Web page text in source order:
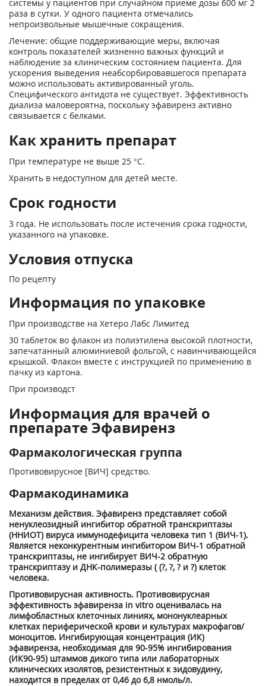
системы у пациентов при случайном приеме дозы 600 мг 2
раза в сутки. У одного пациента отмечались
непроизвольные мышечные сокращения.
Лечение: общие поддерживающие меры, включая
контроль показателей жизненно важных функций и
наблюдение за клиническим состоянием пациента. Для
ускорения выведения неабсорбировавшегося препарата
можно использовать активированный уголь.
Специфического антидота не существует. Эффективность
диализа маловероятна, поскольку эфавиренз активно
связывается с белками.
Как хранить препарат
При температуре не выше 25 °С.
Хранить в недоступном для детей месте.
Срок годности
3 года. Не использовать после истечения срока годности,
указанного на упаковке.
Условия отпуска
По рецепту
Информация по упаковке
При производстве на Хетеро Лабс Лимитед
30 таблеток во флакон из полиэтилена высокой плотности,
запечатанный алюминиевой фольгой, с навинчивающейся
крышкой. Флакон вместе с инструкцией по применению в
пачку из картона.
При производст
Информация для врачей о
препарате Эфавиренз
Фармакологическая группа
Противовирусное [ВИЧ] средство.
Фармакодинамика
Механизм действия. Эфавиренз представляет собой
ненуклеозидный ингибитор обратной транскриптазы
(ННИОТ) вируса иммунодефицита человека тип 1 (ВИЧ-1).
Является неконкурентным ингибитором ВИЧ-1 обратной
транскриптазы, не ингибирует ВИЧ-2 обратную
транскриптазу и ДНК-полимеразы ( (?, ?, ? и ?) клеток
человека.
Противовирусная активность. Противовирусная
эффективность эфавиренза in vitro оценивалась на
лимфобластных клеточных линиях, мононуклеарных
клетках периферической крови и культурах макрофагов/
моноцитов. Ингибирующая концентрация (ИК)
эфавиренза, необходимая для 90-95% ингибирования
(ИК90-95) штаммов дикого типа или лабораторных
клинических изолятов, резистентных к зидовудину,
находится в пределах от 0,46 до 6,8 нмоль/л.